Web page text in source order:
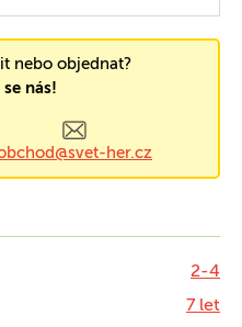
nebo objednat?
nás!
her.cz
2-4
7 let